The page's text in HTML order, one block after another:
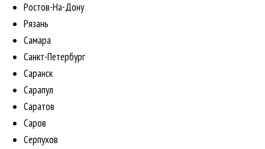
Ростов-На-Дону
Рязань
Самара
Санкт-Петербург
Саранск
Сарапул
Саратов
Саров
Серпухов